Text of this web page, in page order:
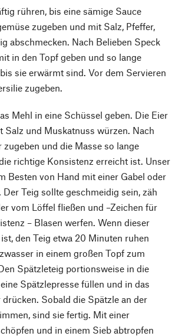
rühren, bis eine sämige Sauce
zugeben und mit Salz, Pfeffer,
abschmecken. Nach Belieben Speck
in den Topf geben und so lange
sie erwärmt sind. Vor dem Servieren
zugeben.
Mehl in eine Schüssel geben. Die Eier
Salz und Muskatnuss würzen. Nach
zugeben und die Masse so lange
richtige Konsistenz erreicht ist. Unser
Besten von Hand mit einer Gabel oder
Teig sollte geschmeidig sein, zäh
vom Löffel fließen und –Zeichen für
– Blasen werfen. Wenn dieser
den Teig etwa 20 Minuten ruhen
in einem großen Topf zum
Spätzleteig portionsweise in die
Spätzlepresse füllen und in das
drücken. Sobald die Spätzle an der
sind sie fertig. Mit einer
und in einem Sieb abtropfen